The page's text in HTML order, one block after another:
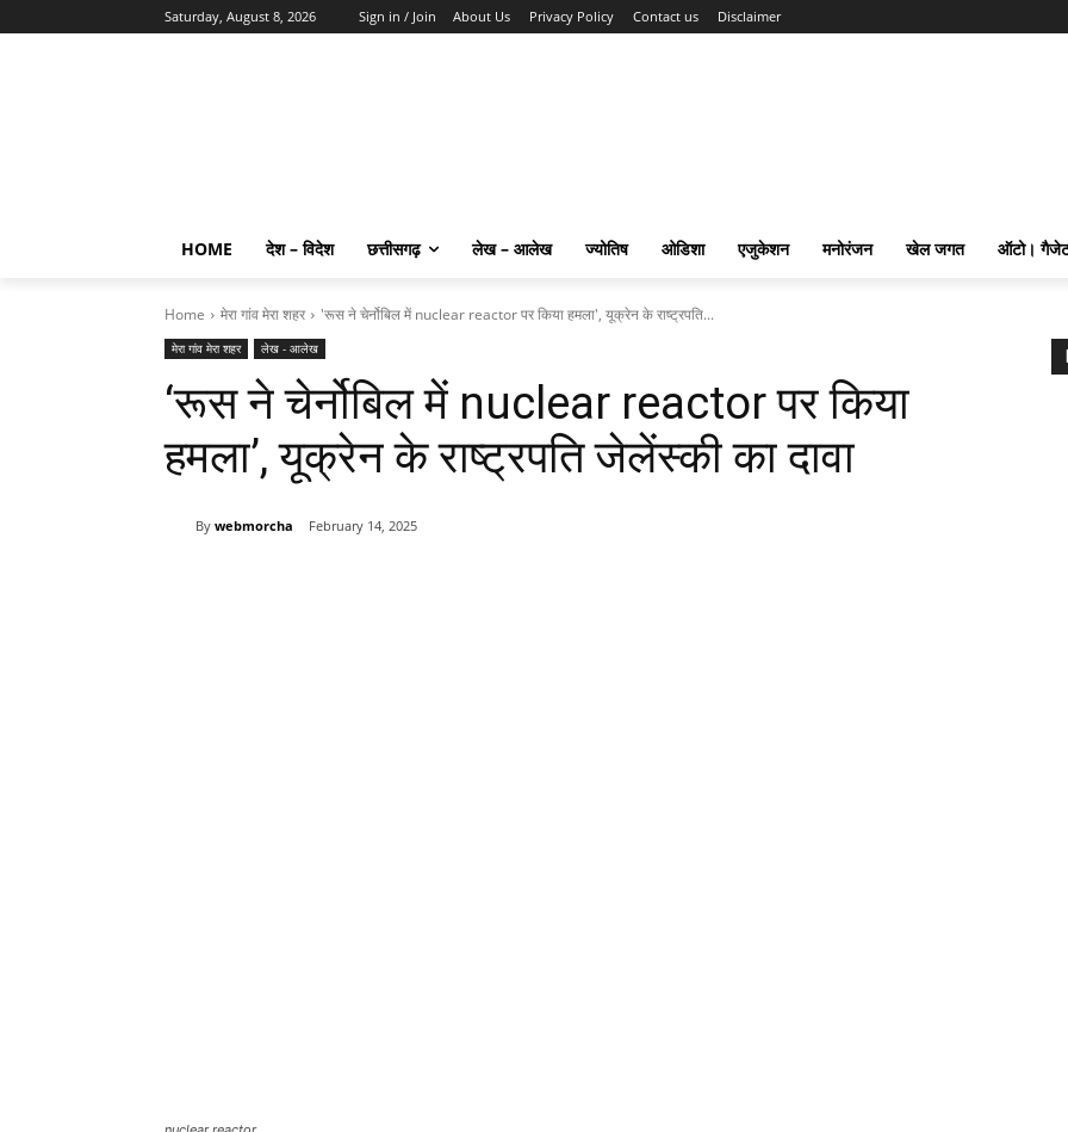
Saturday, August 8, 2026 Sign in / Join About Us Privacy Policy Contact us Disclaimer
HOME देश – विदेश छत्तीसगढ़ लेख – आलेख ज्योतिष ओडिशा एजुकेशन मनोरंजन खेल जगत ऑटो।
Home मेरा गांव मेरा शहर 'रूस ने चेर्नोबिल में nuclear reactor पर किया हमला', यूक्रेन के राष्ट्रपति...
मेरा गांव मेरा शहर लेख - आलेख
‘रूस ने चेर्नोबिल में nuclear reactor पर किया
हमला’, यूक्रेन के राष्ट्रपति जेलेंस्की का दावा
By webmorcha February 14, 2025